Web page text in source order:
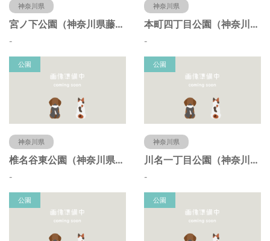
神奈川県
宮ノ下公園（神奈川県藤沢市）
-
神奈川県
本町四丁目公園（神奈川県藤沢市）
-
公園
神奈川県
椎名谷東公園（神奈川県藤沢市）
-
公園
神奈川県
川名一丁目公園（神奈川県藤沢市）
-
公園 公園